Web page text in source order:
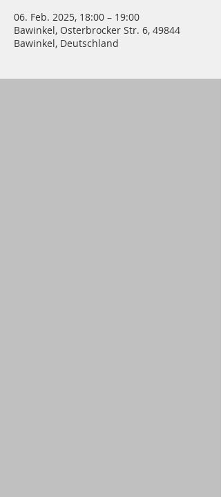
06. Feb. 2025, 18:00 – 19:00
Bawinkel, Osterbrocker Str. 6, 49844
Bawinkel, Deutschland